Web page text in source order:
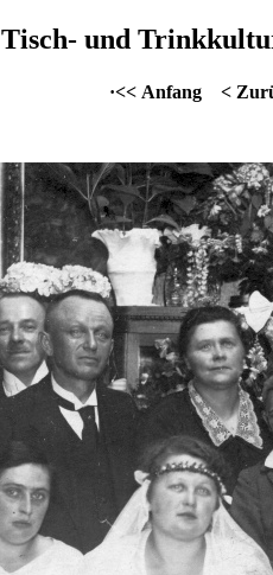
Tisch- und
·<< Anfang <